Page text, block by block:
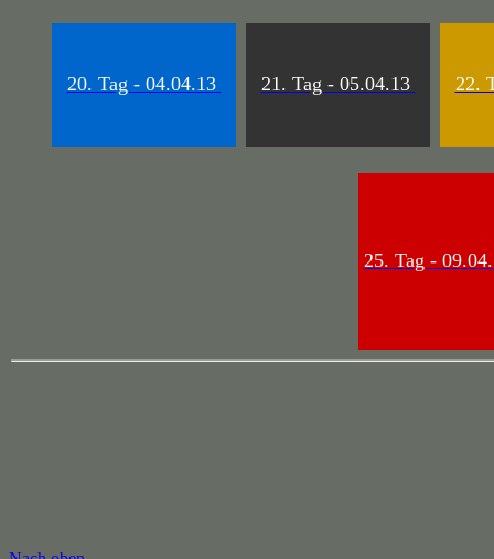
20. Tag - 04.04.13 21. Tag - 05.04.13 22.
25. Tag -